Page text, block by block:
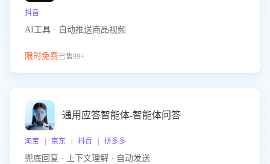
抖音
AI工具 · 自动推送商品视频
限时免费已售99+
通用应答智能体-智能体问答
淘宝 | 京东 | 抖音 | 拼多多
兜底回复 · 上下文理解 · 自动发送